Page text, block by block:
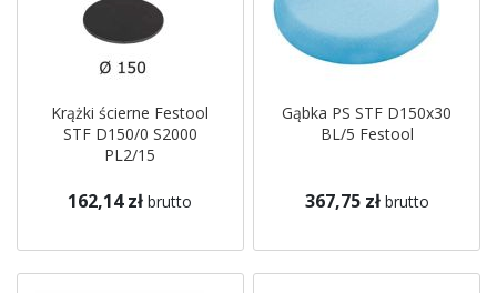
Krążki ścierne Festool
STF D150/0 S2000
PL2/15
162,14 zł brutto
Gąbka PS STF D150x30
BL/5 Festool
367,75 zł brutto